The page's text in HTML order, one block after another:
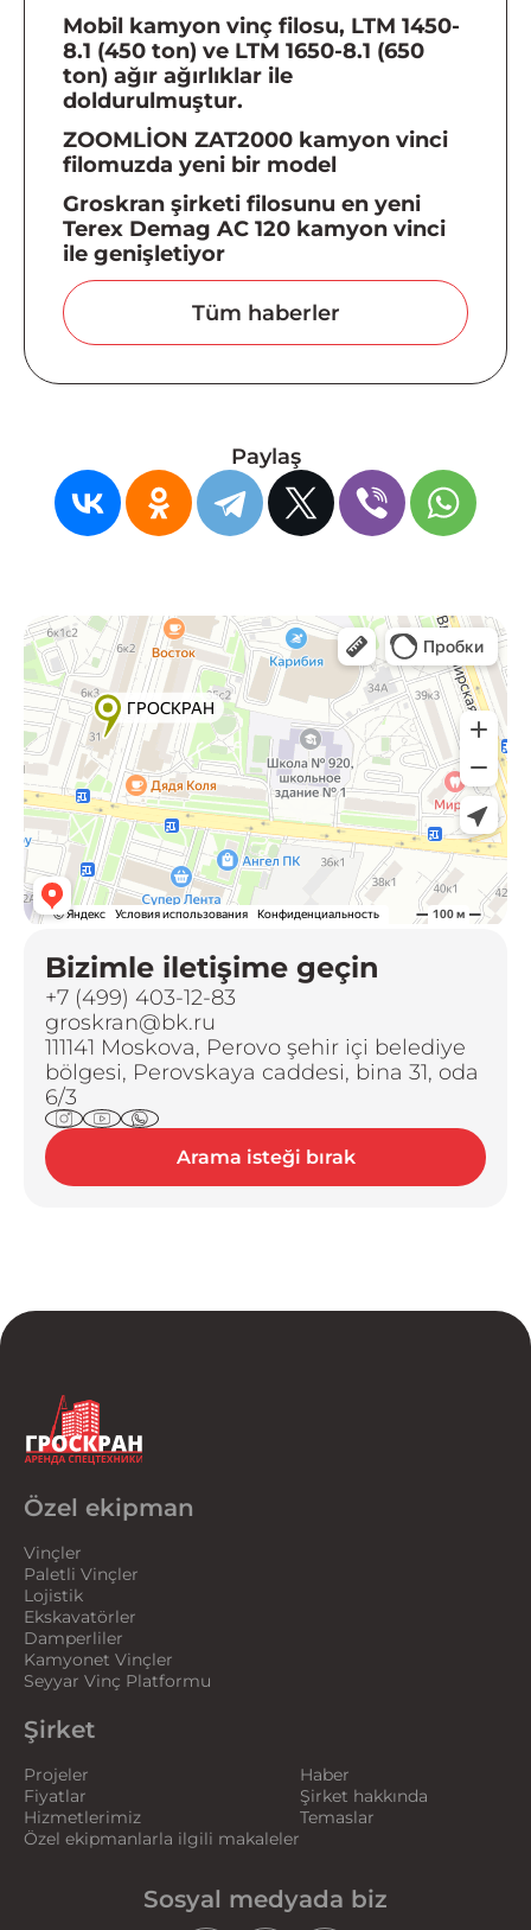
Mobil kamyon vinç filosu, LTM 1450-
8.1 (450 ton) ve LTM 1650-8.1 (650
ton) ağır ağırlıklar ile
doldurulmuştur.
ZOOMLİON ZAT2000 kamyon vinci
filomuzda yeni bir model
Groskran şirketi filosunu en yeni
Terex Demag AC 120 kamyon vinci
ile genişletiyor
Tüm haberler
Paylaş
Bizimle iletişime geçin
+7 (499) 403-12-83
groskran@bk.ru
111141 Moskova, Perovo şehir içi belediye
bölgesi, Perovskaya caddesi, bina 31, oda
6/3
Arama isteği bırak
Özel ekipman
Vinçler
Paletli Vinçler
Lojistik
Ekskavatörler
Damperliler
Kamyonet Vinçler
Seyyar Vinç Platformu
Şirket
Projeler
Fiyatlar
Hizmetlerimiz
Özel ekipmanlarla ilgili makaleler
Haber
Şirket hakkında
Temaslar
Sosyal medyada biz